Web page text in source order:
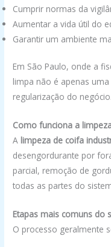
Cumprir normas da
Aumentar a vida útil do
Garantir um ambiente
Em São Paulo, onde a
limpa não é apenas
regularização do negócio.
Como funciona a
A limpeza de coifa
desengordurante por
parcial, remoção de
todas as partes do
Etapas mais comuns do
O processo geralmente